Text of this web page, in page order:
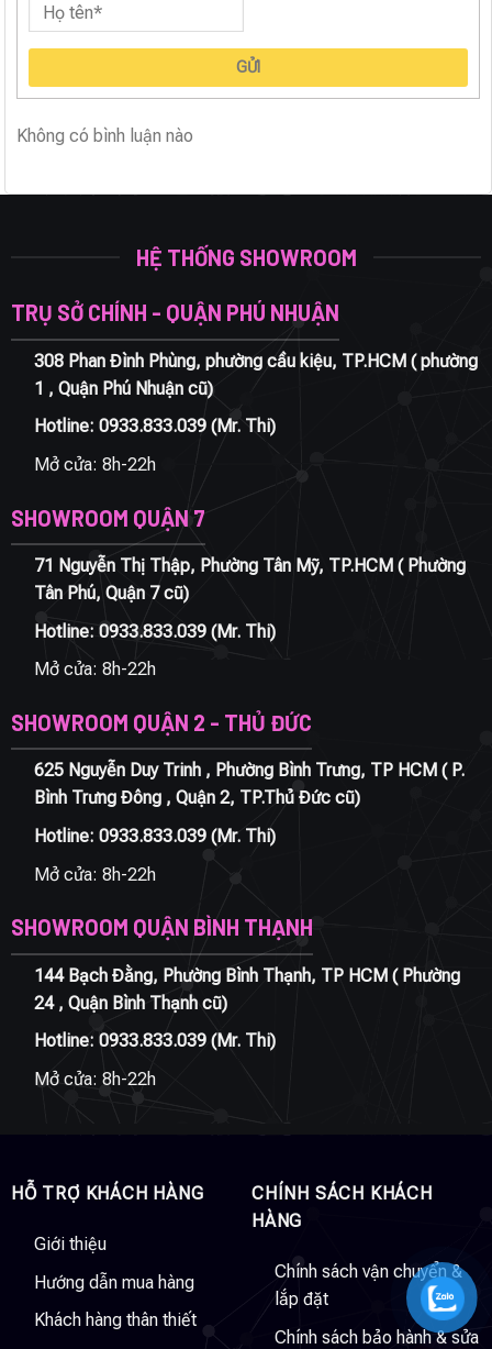
GỬI
Không có bình luận nào
HỆ THỐNG SHOWROOM
TRỤ SỞ CHÍNH - QUẬN PHÚ NHUẬN
308 Phan Đình Phùng, phường cầu kiệu, TP.HCM ( phường
1 , Quận Phú Nhuận cũ)
Hotline: 0933.833.039(Mr. Thi)
Mở cửa: 8h-22h
SHOWROOM QUẬN 7
71 Nguyễn Thị Thập, Phường Tân Mỹ, TP.HCM ( Phường
Tân Phú, Quận 7 cũ)
Hotline: 0933.833.039(Mr. Thi)
Mở cửa: 8h-22h
SHOWROOM QUẬN 2 - THỦ ĐỨC
625 Nguyễn Duy Trinh , Phường Bình Trưng, TP HCM ( P.
Bình Trưng Đông , Quận 2, TP.Thủ Đức cũ)
Hotline: 0933.833.039(Mr. Thi)
Mở cửa: 8h-22h
SHOWROOM QUẬN BÌNH THẠNH
144 Bạch Đằng, Phường Bình Thạnh, TP HCM ( Phường
24 , Quận Bình Thạnh cũ)
Hotline: 0933.833.039(Mr. Thi)
Mở cửa: 8h-22h
HỖ TRỢ KHÁCH HÀNG
Giới thiệu
Hướng dẫn mua hàng
Khách hàng thân thiết
CHÍNH SÁCH KHÁCH
HÀNG
Chính sách vận chuyển &
lắp đặt
Chính sách bảo hành & sửa